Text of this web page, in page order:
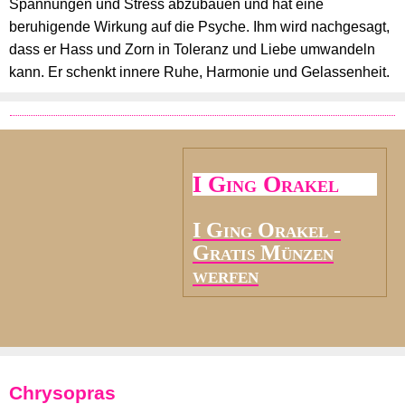
Spannungen und Stress abzubauen und hat eine
beruhigende Wirkung auf die Psyche. Ihm wird nachgesagt,
dass er Hass und Zorn in Toleranz und Liebe umwandeln
kann. Er schenkt innere Ruhe, Harmonie und Gelassenheit.
I Ging Orakel
I Ging Orakel -
Gratis Münzen
werfen
Chrysopras